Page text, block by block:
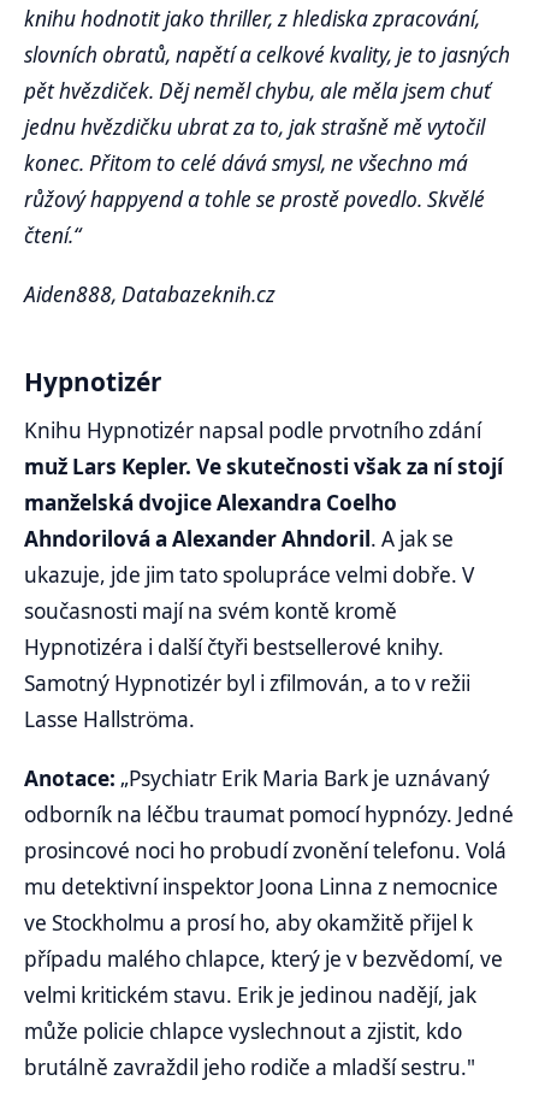
knihu hodnotit jako thriller, z hlediska zpracování,
slovních obratů, napětí a celkové kvality, je to jasných
pět hvězdiček. Děj neměl chybu, ale měla jsem chuť
jednu hvězdičku ubrat za to, jak strašně mě vytočil
konec. Přitom to celé dává smysl, ne všechno má
růžový happyend a tohle se prostě povedlo. Skvělé
čtení.“
Aiden888, Databazeknih.cz
Hypnotizér
Knihu Hypnotizér napsal podle prvotního zdání
muž Lars Kepler. Ve skutečnosti však za ní stojí
manželská dvojice Alexandra Coelho
Ahndorilová a Alexander Ahndoril. A jak se
ukazuje, jde jim tato spolupráce velmi dobře. V
současnosti mají na svém kontě kromě
Hypnotizéra i další čtyři bestsellerové knihy.
Samotný Hypnotizér byl i zfilmován, a to v režii
Lasse Hallströma.
Anotace: „Psychiatr Erik Maria Bark je uznávaný
odborník na léčbu traumat pomocí hypnózy. Jedné
prosincové noci ho probudí zvonění telefonu. Volá
mu detektivní inspektor Joona Linna z nemocnice
ve Stockholmu a prosí ho, aby okamžitě přijel k
případu malého chlapce, který je v bezvědomí, ve
velmi kritickém stavu. Erik je jedinou nadějí, jak
může policie chlapce vyslechnout a zjistit, kdo
brutálně zavraždil jeho rodiče a mladší sestru."